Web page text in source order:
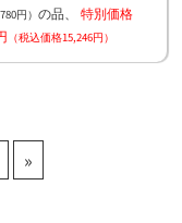
円） の品、 特別価格
（税込価格15,246円）
»